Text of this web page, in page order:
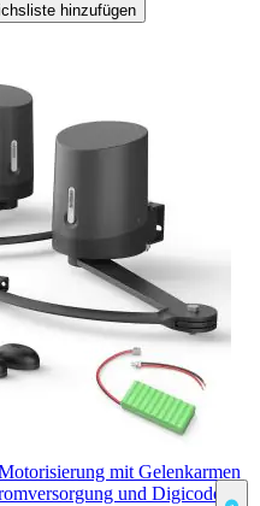
hinzufügen
mit Gelenkarmen
und Digicode